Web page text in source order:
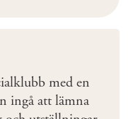
med en
ingå att lämna